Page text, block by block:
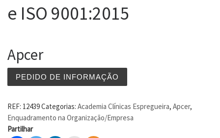
e ISO 9001:2015
Apcer
PEDIDO DE INFORMAÇÃO
REF: 12439Categorias: Academia Clínicas Espregueira, Apcer,
Enquadramento na Organização/Empresa
Partilhar